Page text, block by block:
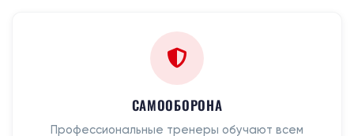
САМООБОРОНА
Профессиональные тренеры обучают всем